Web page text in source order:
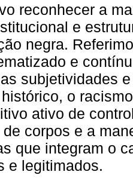
reconhecer a
e
negra.
e
subjetividades
o
ativo de
de corpos e a
que integram o
e legitimados.